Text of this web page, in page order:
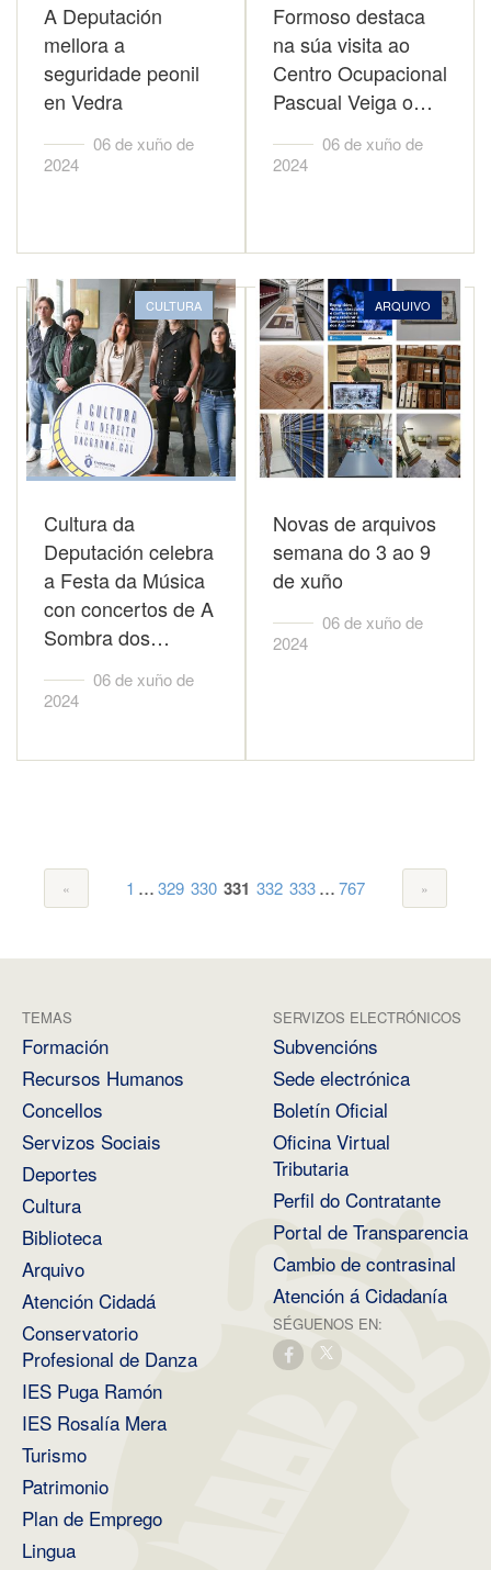
A Deputación
mellora a
seguridade peonil
en Vedra
06 de xuño de
2024
Formoso destaca
na súa visita ao
Centro Ocupacional
Pascual Veiga o…
06 de xuño de
2024
CULTURA
Cultura da
Deputación celebra
a Festa da Música
con concertos de A
Sombra dos…
06 de xuño de
2024
ARQUIVO
Novas de arquivos
semana do 3 ao 9
de xuño
06 de xuño de
2024
1 ...329 330 331 332 333...767
TEMAS
Formación
Recursos Humanos
Concellos
Servizos Sociais
Deportes
Cultura
Biblioteca
Arquivo
Atención Cidadá
Conservatorio
Profesional de Danza
IES Puga Ramón
IES Rosalía Mera
Turismo
Patrimonio
Plan de Emprego
Lingua
SERVIZOS ELECTRÓNICOS
Subvencións
Sede electrónica
Boletín Oficial
Oficina Virtual
Tributaria
Perfil do Contratante
Portal de Transparencia
Cambio de contrasinal
Atención á Cidadanía
SÉGUENOS EN: